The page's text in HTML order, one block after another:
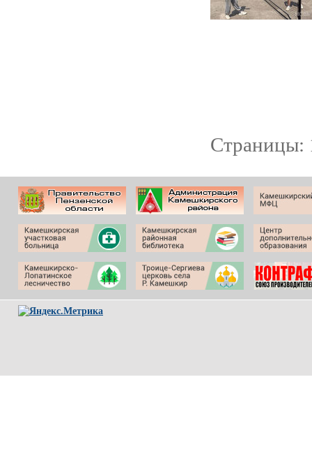
Страницы: